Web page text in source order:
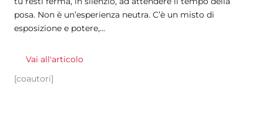
posa. Non è un’esperienza neutra. C’è un misto di
esposizione e potere,...
Vai all'articolo
[coautori]